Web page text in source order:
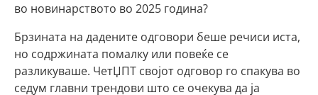
во новинарството во 2025 година?
Брзината на дадените одговори беше речиси иста,
но содржината помалку или повеќе се
разликуваше. ЧетЏПТ својот одговор го спакува во
седум главни трендови што се очекува да ја